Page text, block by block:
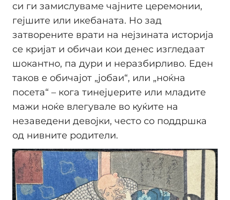
си ги замислуваме чајните церемонии,
гејшите или икебаната. Но зад
затворените врати на нејзината историја
се кријат и обичаи кои денес изгледаат
шокантно, па дури и неразбирливо. Еден
таков е обичајот „јобаи“, или „ноќна
посета“ – кога тинејџерите или младите
мажи ноќе влегувале во куќите на
незаведени девојки, често со поддршка
од нивните родители.